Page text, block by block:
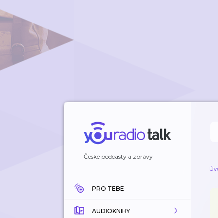
České podcasty a zprávy
PRO TEBE
AUDIOKNIHY